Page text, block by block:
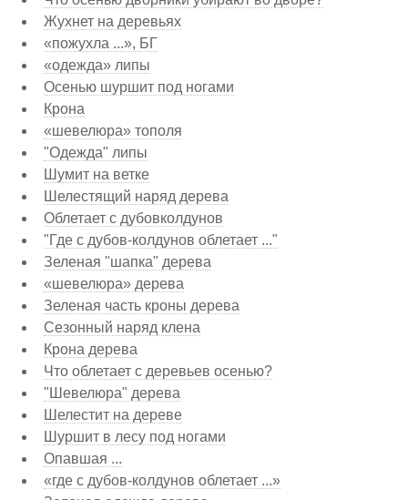
Жухнет на деревьях
«пожухла ...», БГ
«одежда» липы
Осенью шуршит под ногами
Крона
«шевелюра» тополя
"Одежда" липы
Шумит на ветке
Шелестящий наряд дерева
Облетает с дубовколдунов
"Где с дубов-колдунов облетает ..."
Зеленая "шапка" дерева
«шевелюра» дерева
Зеленая часть кроны дерева
Сезонный наряд клена
Крона дерева
Что облетает с деревьев осенью?
"Шевелюра" дерева
Шелестит на дереве
Шуршит в лесу под ногами
Опавшая ...
«где с дубов-колдунов облетает ...»